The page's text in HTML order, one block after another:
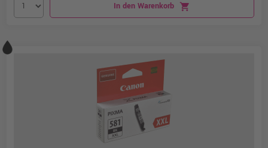
In den Warenkorb shopping_cart